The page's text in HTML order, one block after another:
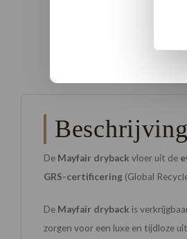
Beschrijving
De Mayfair dryback vloer uit de
GRS-certificering (Global
De Mayfair dryback is
zorgen voor een luxe en tijdloze